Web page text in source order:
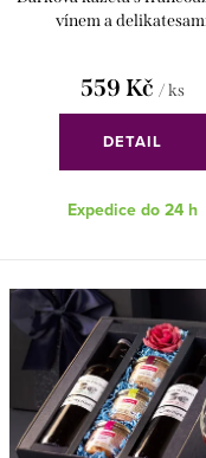
vínem a
559 Kč / ks
DETAIL
Expedice do 24 h